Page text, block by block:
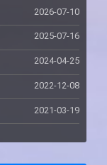
2026-07-10
2025-07-16
2024-04-25
2022-12-08
2021-03-19